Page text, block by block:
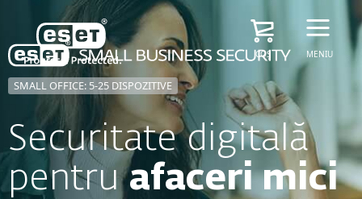
COȘ MENIU
SMALL OFFICE: 5-25 DISPOZITIVE
Securitate digitală
pentruafaceri mici